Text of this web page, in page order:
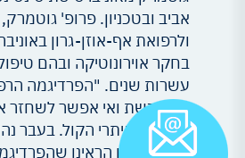
אביב ובטכניון. פרופ'
ולרפואת אף-אוזן-גרון
בחקר אוירונוטיקה ובהם
עשרות שנים. "הפרדיגמה
משתבשת ואי אפשר לשחזר
חמורה במיתרי הקול. בעבר
הפיך. אנחנו הראינו